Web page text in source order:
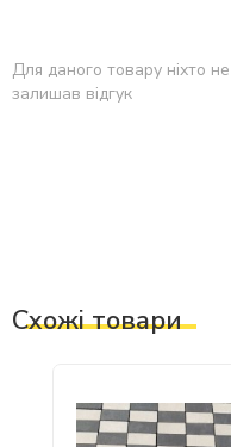
Для даного товару ніхто не
залишав відгук
Схожі товари